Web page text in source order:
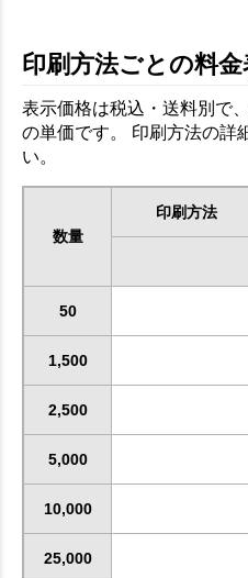
印刷方法ごとの料金
表示価格は税込・送料別で
の単価です。 印刷方法の詳
い。
数量
印刷方法
50
1,500
2,500
5,000
10,000
25,000